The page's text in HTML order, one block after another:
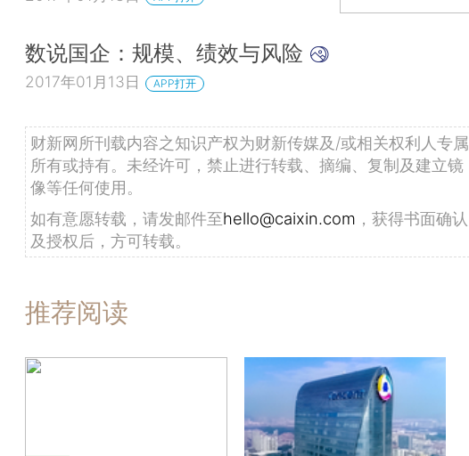
数说国企：规模、绩效与风险
2017年01月13日 APP打开
财新网所刊载内容之知识产权为财新传媒及/或相关权利人专属
所有或持有。未经许可，禁止进行转载、摘编、复制及建立镜
像等任何使用。
如有意愿转载，请发邮件至hello@caixin.com ，获得书面确认
及授权后，方可转载。
推荐阅读